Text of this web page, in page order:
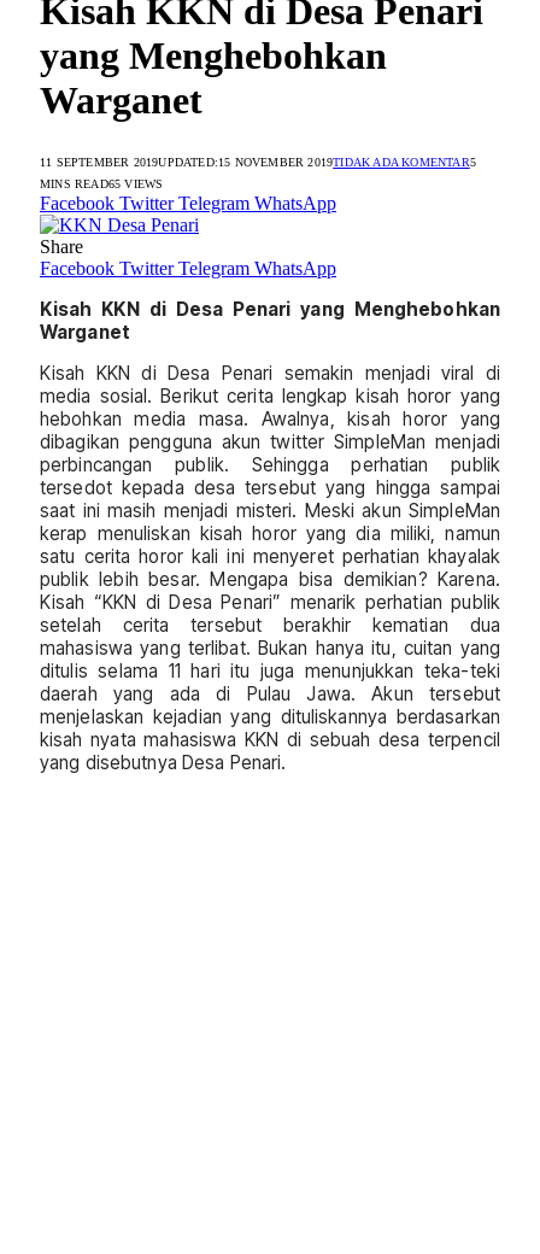
Kisah KKN di Desa Penari
yang Menghebohkan
Warganet
11 SEPTEMBER 2019UPDATED:15 NOVEMBER 2019TIDAK ADA KOMENTAR5
MINS READ65VIEWS
Facebook Twitter Telegram WhatsApp
Share
Facebook Twitter Telegram WhatsApp
Kisah KKN di Desa Penari yang Menghebohkan
Warganet
Kisah KKN di Desa Penari semakin menjadi viral di
media sosial. Berikut cerita lengkap kisah horor yang
hebohkan media masa. Awalnya, kisah horor yang
dibagikan pengguna akun twitter SimpleMan menjadi
perbincangan publik. Sehingga perhatian publik
tersedot kepada desa tersebut yang hingga sampai
saat ini masih menjadi misteri. Meski akun SimpleMan
kerap menuliskan kisah horor yang dia miliki, namun
satu cerita horor kali ini menyeret perhatian khayalak
publik lebih besar. Mengapa bisa demikian? Karena.
Kisah “KKN di Desa Penari” menarik perhatian publik
setelah cerita tersebut berakhir kematian dua
mahasiswa yang terlibat. Bukan hanya itu, cuitan yang
ditulis selama 11 hari itu juga menunjukkan teka-teki
daerah yang ada di Pulau Jawa. Akun tersebut
menjelaskan kejadian yang dituliskannya berdasarkan
kisah nyata mahasiswa KKN di sebuah desa terpencil
yang disebutnya Desa Penari.